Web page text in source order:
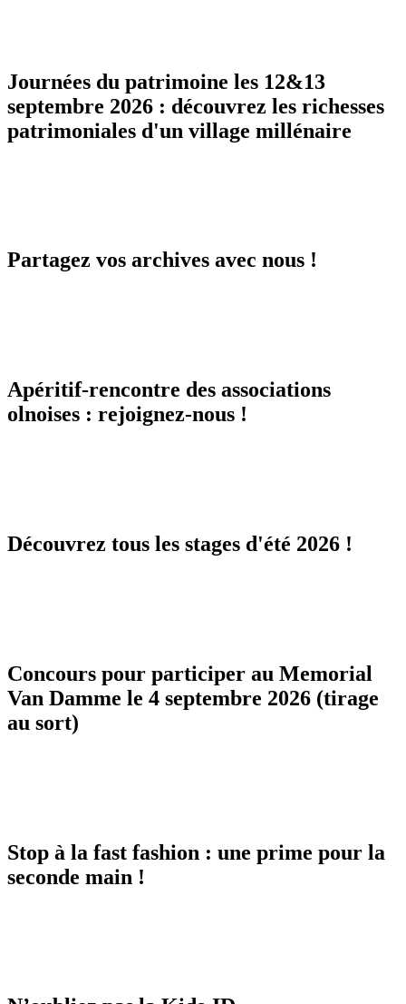
Journées du patrimoine les 12&13
septembre 2026 : découvrez les richesses
patrimoniales d'un village millénaire
Partagez vos archives avec nous !
Apéritif-rencontre des associations
olnoises : rejoignez-nous !
Découvrez tous les stages d'été 2026 !
Concours pour participer au Memorial
Van Damme le 4 septembre 2026 (tirage
au sort)
Stop à la fast fashion : une prime pour la
seconde main !